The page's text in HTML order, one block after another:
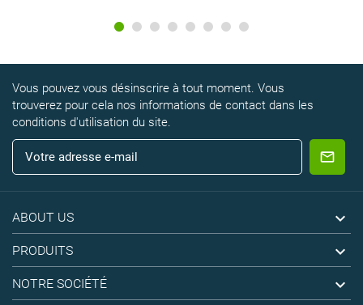
Vous pouvez vous désinscrire à tout moment. Vous
trouverez pour cela nos informations de contact dans les
conditions d'utilisation du site.
ABOUT US 
PRODUITS 
NOTRE SOCIÉTÉ 